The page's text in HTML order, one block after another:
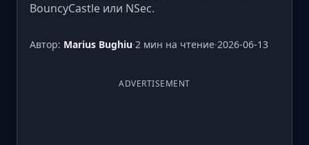
BouncyCastle или NSec.
Автор: Marius Bughiu·2 мин на чтение·2026-06-13
ADVERTISEMENT